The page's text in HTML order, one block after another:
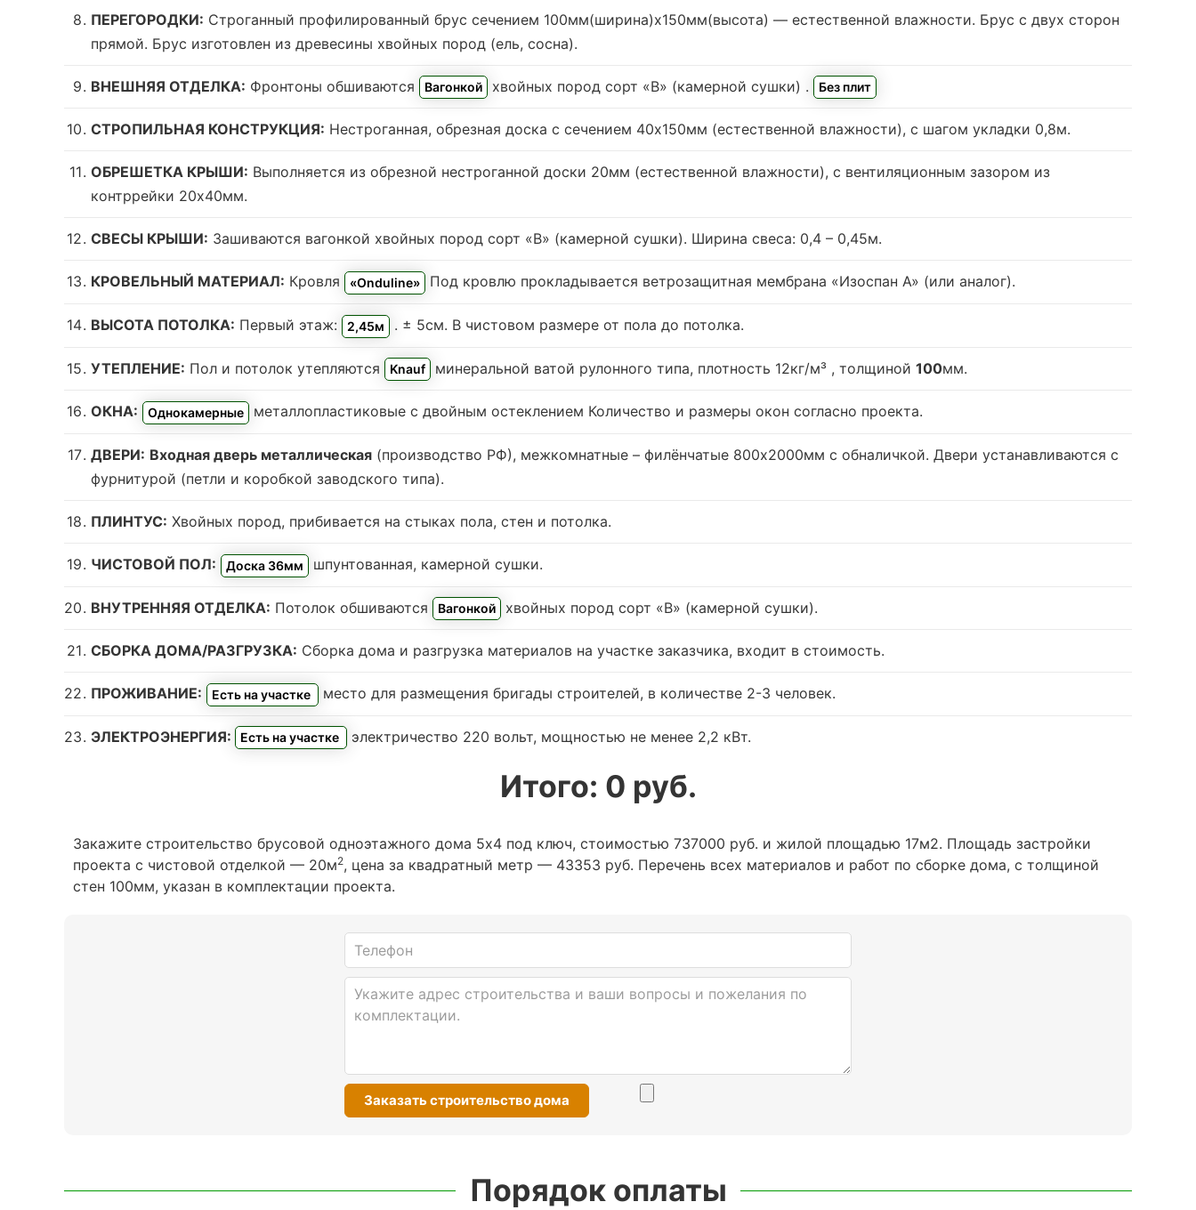
ПЕРЕГОРОДКИ: Строганный профилированный брус сечением 100мм(ширина)x150мм(высота) — естественной влажности. Брус с двух сторон
прямой. Брус изготовлен из древесины хвойных пород (ель, сосна).
ВНЕШНЯЯ ОТДЕЛКА: Фронтоны обшиваются Вагонкой хвойных пород сорт «В» (камерной сушки) . Без плит
СТРОПИЛЬНАЯ КОНСТРУКЦИЯ: Нестроганная, обрезная доска с сечением 40х150мм (естественной влажности), с шагом укладки 0,8м.
ОБРЕШЕТКА КРЫШИ: Выполняется из обрезной нестроганной доски 20мм (естественной влажности), с вентиляционным зазором из
контррейки 20х40мм.
СВЕСЫ КРЫШИ: Зашиваются вагонкой хвойных пород сорт «В» (камерной сушки). Ширина свеса: 0,4 – 0,45м.
КРОВЕЛЬНЫЙ МАТЕРИАЛ: Кровля «Onduline» Под кровлю прокладывается ветрозащитная мембрана «Изоспан А» (или аналог).
ВЫСОТА ПОТОЛКА: Первый этаж: 2,45м . ± 5см. В чистовом размере от пола до потолка.
УТЕПЛЕНИЕ: Пол и потолок утепляются Knauf минеральной ватой рулонного типа, плотность 12кг/м³ , толщиной 100мм.
ОКНА: Однокамерные металлопластиковые с двойным остеклением Количество и размеры окон согласно проекта.
ДВЕРИ: Входная дверь металлическая (производство РФ), межкомнатные – филёнчатые 800х2000мм с обналичкой. Двери устанавливаются с
фурнитурой (петли и коробкой заводского типа).
ПЛИНТУС: Хвойных пород, прибивается на стыках пола, стен и потолка.
ЧИСТОВОЙ ПОЛ: Доска 36мм шпунтованная, камерной сушки.
ВНУТРЕННЯЯ ОТДЕЛКА: Потолок обшиваются Вагонкой хвойных пород сорт «В» (камерной сушки).
СБОРКА ДОМА/РАЗГРУЗКА: Сборка дома и разгрузка материалов на участке заказчика, входит в стоимость.
ПРОЖИВАНИЕ: Есть на участке место для размещения бригады строителей, в количестве 2-3 человек.
ЭЛЕКТРОЭНЕРГИЯ: Есть на участке электричество 220 вольт, мощностью не менее 2,2 кВт.
Итого: 0 руб.
Закажите строительство брусовой одноэтажного дома 5х4 под ключ, стоимостью 737000 руб. и жилой площадью 17м2. Площадь застройки
проекта с чистовой отделкой — 20м2, цена за квадратный метр — 43353 руб. Перечень всех материалов и работ по сборке дома, с толщиной
стен 100мм, указан в комплектации проекта.
Заказать строительство дома
Порядок оплаты